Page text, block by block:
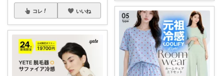
コレ いいね